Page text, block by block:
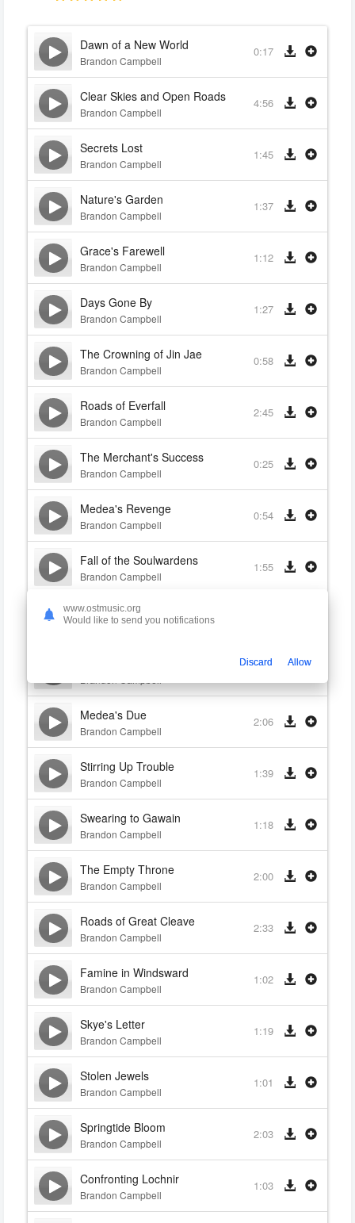
Dawn of a New World
Brandon Campbell
0:17
Clear Skies and Open Roads
Brandon Campbell
4:56
Secrets Lost
Brandon Campbell
1:45
Nature's Garden
Brandon Campbell
1:37
Grace's Farewell
Brandon Campbell
1:12
Days Gone By
Brandon Campbell
1:27
The Crowning of Jin Jae
Brandon Campbell
0:58
Roads of Everfall
Brandon Campbell
2:45
The Merchant's Success
Brandon Campbell
0:25
Medea's Revenge
Brandon Campbell
0:54
Fall of the Soulwardens
Brandon Campbell
1:55
Roads of Eysian Wilds
Brandon Campbell
1:48
Medea's Due
Brandon Campbell
2:06
Stirring Up Trouble
Brandon Campbell
1:39
Swearing to Gawain
Brandon Campbell
1:18
The Empty Throne
Brandon Campbell
2:00
Roads of Great Cleave
Brandon Campbell
2:33
Famine in Windsward
Brandon Campbell
1:02
Skye's Letter
Brandon Campbell
1:19
Stolen Jewels
Brandon Campbell
1:01
Springtide Bloom
Brandon Campbell
2:03
Confronting Lochnir
Brandon Campbell
1:03
www.ostmusic.org
Would like to send you notifications
Discard Allow